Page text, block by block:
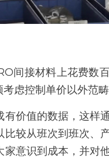
间接材料上花费数
虑控制单价以外范畴
价值的数据，这样
较从班次到班次、
意识到成本，并对